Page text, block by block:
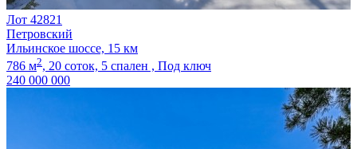
Лот 42821
Петровский
Ильинское шоссе, 15 км
786 м2, 20 соток, 5 спален , Под ключ
240 000 000